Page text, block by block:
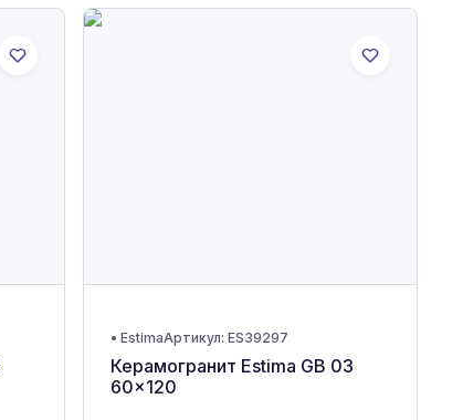
• EstimaАртикул: ES39297
Керамогранит Estima GB 03
60x120